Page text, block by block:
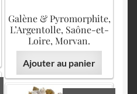
Galène & Pyromorphite,
L’Argentolle, Saône-et-
Loire, Morvan.
Ajouter au panier